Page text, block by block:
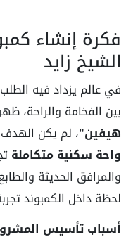
الشيخ زايد
في عالم يزداد فيه
بين الفخامة والراحة،
هيفين"، لم يكن
واحة سكنية متكاملة
والمرافق الحديثة
لحظة داخل الكمبوند
أسباب تأسيس